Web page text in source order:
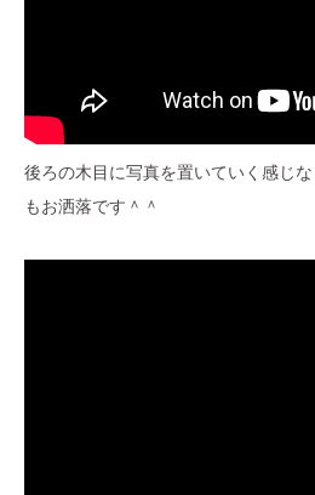
後ろの木目に写真を置いていく感じ
もお洒落です＾＾